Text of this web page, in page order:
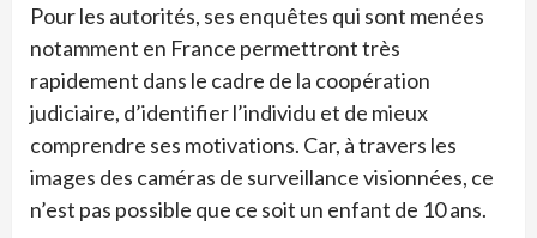
Pour les autorités, ses enquêtes qui sont menées
notamment en France permettront très
rapidement dans le cadre de la coopération
judiciaire, d’identifier l’individu et de mieux
comprendre ses motivations. Car, à travers les
images des caméras de surveillance visionnées, ce
n’est pas possible que ce soit un enfant de 10 ans.